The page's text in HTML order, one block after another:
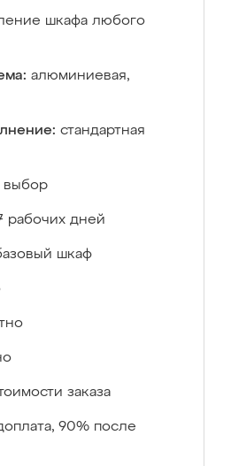
шкафа любого
алюминиевая,
стандартная
выбор
рабочих дней
шкаф
заказа
90% после